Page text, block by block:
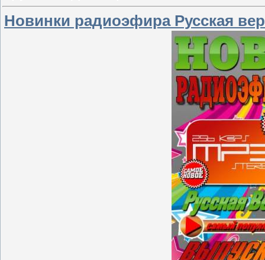
Новинки радиоэфира Русская